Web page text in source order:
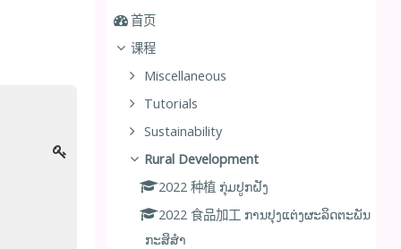
首页
课程
Miscellaneous
Tutorials
Sustainability
Rural Development
2022 种植 ກຸ່ມປູກຝັງ
2022 食品加工 ການປຸງແຕ່ງຜະລິດຕະພັນ
ກະສິສໍາ